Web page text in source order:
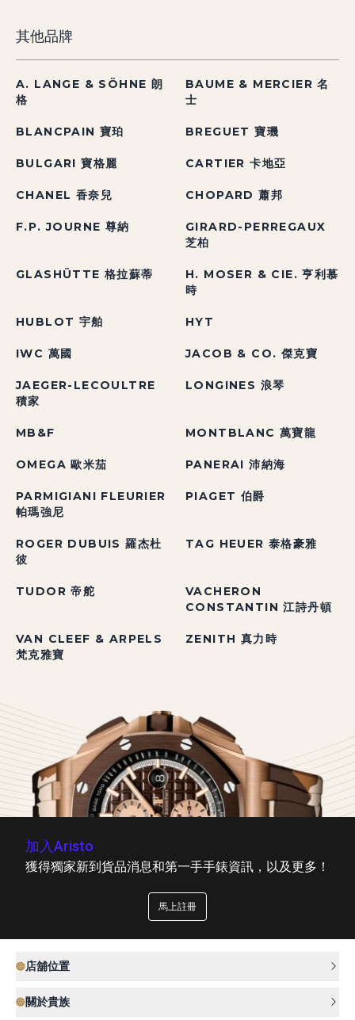
其他品牌
A. LANGE & SÖHNE 朗
格
BAUME & MERCIER 名
士
BLANCPAIN 寶珀 BREGUET 寶璣
BULGARI 寶格麗 CARTIER 卡地亞
CHANEL 香奈兒 CHOPARD 蕭邦
F.P. JOURNE 尊納
GIRARD-PERREGAUX
芝柏
GLASHÜTTE 格拉蘇蒂
H. MOSER & CIE. 亨利慕
時
HUBLOT 宇舶 HYT
IWC 萬國 JACOB & CO. 傑克寶
JAEGER-LECOULTRE
積家
LONGINES 浪琴
MB&F MONTBLANC 萬寶龍
OMEGA 歐米茄 PANERAI 沛納海
PARMIGIANI FLEURIER
帕瑪強尼
PIAGET 伯爵
ROGER DUBUIS 羅杰杜
彼
TAG HEUER 泰格豪雅
TUDOR 帝舵
VACHERON
CONSTANTIN 江詩丹頓
VAN CLEEF & ARPELS
梵克雅寶
ZENITH 真力時
加入Aristo
獲得獨家新到貨品消息和第一手手錶資訊，以及更多！
馬上註冊
店舖位置
關於貴族